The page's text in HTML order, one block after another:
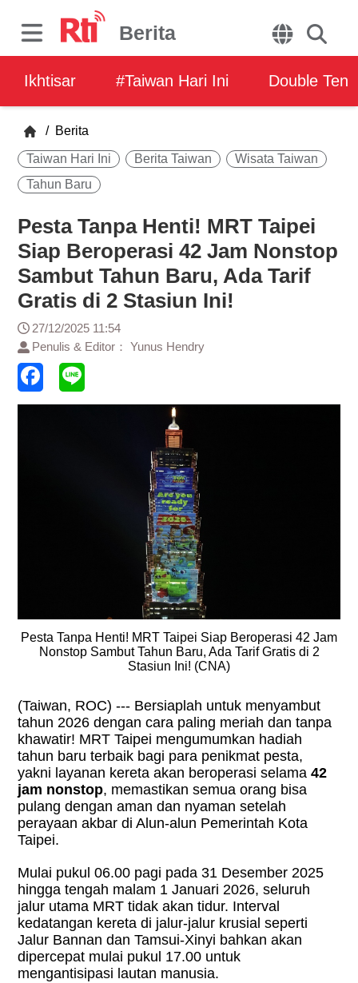
Berita
Ikhtisar #Taiwan Hari Ini Double Ten
/ Berita
Taiwan Hari Ini Berita Taiwan
Wisata Taiwan
Tahun Baru
Pesta Tanpa Henti! MRT Taipei
Siap Beroperasi 42 Jam Nonstop
Sambut Tahun Baru, Ada Tarif
Gratis di 2 Stasiun Ini!
27/12/2025 11:54
Penulis & Editor： Yunus Hendry
Pesta Tanpa Henti! MRT Taipei Siap Beroperasi 42 Jam
Nonstop Sambut Tahun Baru, Ada Tarif Gratis di 2
Stasiun Ini! (CNA)
(Taiwan, ROC) --- Bersiaplah untuk menyambut
tahun 2026 dengan cara paling meriah dan tanpa
khawatir! MRT Taipei mengumumkan hadiah
tahun baru terbaik bagi para penikmat pesta,
yakni layanan kereta akan beroperasi selama42
jam nonstop, memastikan semua orang bisa
pulang dengan aman dan nyaman setelah
perayaan akbar di Alun-alun Pemerintah Kota
Taipei.
Mulai pukul 06.00 pagi pada 31 Desember 2025
hingga tengah malam 1 Januari 2026, seluruh
jalur utama MRT tidak akan tidur. Interval
kedatangan kereta di jalur-jalur krusial seperti
Jalur Bannan dan Tamsui-Xinyi bahkan akan
dipercepat mulai pukul 17.00 untuk
mengantisipasi lautan manusia.